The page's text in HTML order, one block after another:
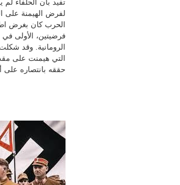
تفيد بأن الحلفاء
لفرض الهيمنة على
الحرب كان بغرض
فرضيتين، الأولى في
الرومانية. وقد
التي هيمنت على
حققه بانتصاره على